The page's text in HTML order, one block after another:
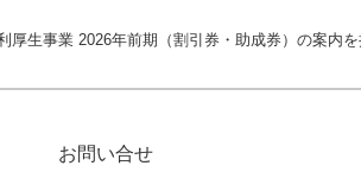
生事業 2026年前期（割引券・助成券）の案内を
お問い合せ